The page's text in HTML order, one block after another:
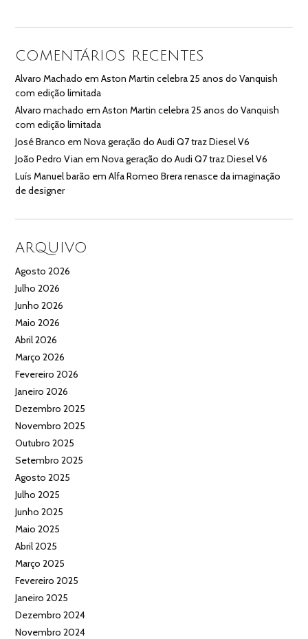
COMENTÁRIOS RECENTES
Alvaro Machado emAston Martin celebra 25 anos do Vanquish
com edição limitada
Alvaro machado emAston Martin celebra 25 anos do Vanquish
com edição limitada
José Branco emNova geração do Audi Q7 traz Diesel V6
João Pedro Vian emNova geração do Audi Q7 traz Diesel V6
Luís Manuel barão emAlfa Romeo Brera renasce da imaginação
de designer
ARQUIVO
Agosto 2026
Julho 2026
Junho 2026
Maio 2026
Abril 2026
Março 2026
Fevereiro 2026
Janeiro 2026
Dezembro 2025
Novembro 2025
Outubro 2025
Setembro 2025
Agosto 2025
Julho 2025
Junho 2025
Maio 2025
Abril 2025
Março 2025
Fevereiro 2025
Janeiro 2025
Dezembro 2024
Novembro 2024